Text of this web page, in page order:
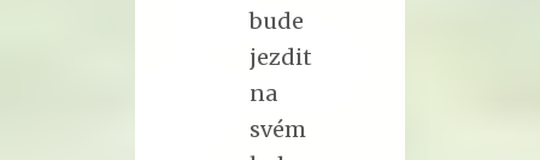
bude
jezdit
na
svém